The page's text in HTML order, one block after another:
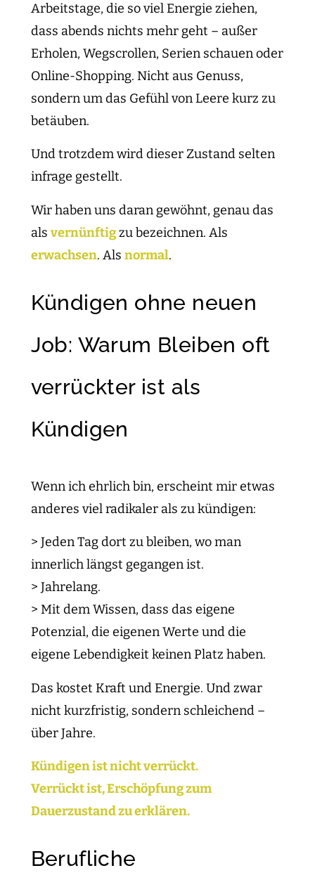
Arbeitstage, die so viel Energie ziehen,
dass abends nichts mehr geht – außer
Erholen, Wegscrollen, Serien schauen oder
Online-Shopping. Nicht aus Genuss,
sondern um das Gefühl von Leere kurz zu
betäuben.
Und trotzdem wird dieser Zustand selten
infrage gestellt.
Wir haben uns daran gewöhnt, genau das
als vernünftigzu bezeichnen. Als
erwachsen. Als normal.
Kündigen ohne neuen
Job: Warum Bleiben oft
verrückter ist als
Kündigen
Wenn ich ehrlich bin, erscheint mir etwas
anderes viel radikaler als zu kündigen:
> Jeden Tag dort zu bleiben, wo man
innerlich längst gegangen ist.
> Jahrelang.
> Mit dem Wissen, dass das eigene
Potenzial, die eigenen Werte und die
eigene Lebendigkeit keinen Platz haben.
Das kostet Kraft und Energie. Und zwar
nicht kurzfristig, sondern schleichend –
über Jahre.
Kündigen ist nicht verrückt.
Verrückt ist, Erschöpfung zum
Dauerzustand zu erklären.
Berufliche